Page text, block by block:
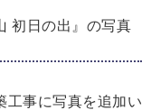
初日の出』の写真
工事に写真を追加い